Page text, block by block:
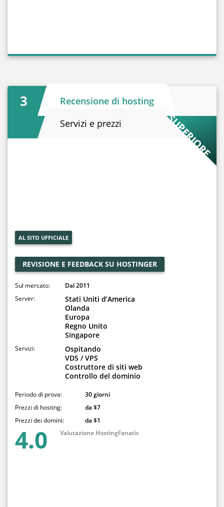
S
U
P
E
R
I
O
R
E
3
3
Recensione di hosting
Servizi e prezzi
AL SITO UFFICIALE
REVISIONE E FEEDBACK SU HOSTINGER
Sul mercato:
Dal 2011
Server:
Stati Uniti d’America
Olanda
Europa
Regno Unito
Singapore
Servizi:
Ospitando
VDS / VPS
Costruttore di siti web
Controllo del dominio
Periodo di prova:
30 giorni
Prezzi di hosting:
da $7
Prezzi dei domini:
da $1
4.0 Valutazione HostingFanatic